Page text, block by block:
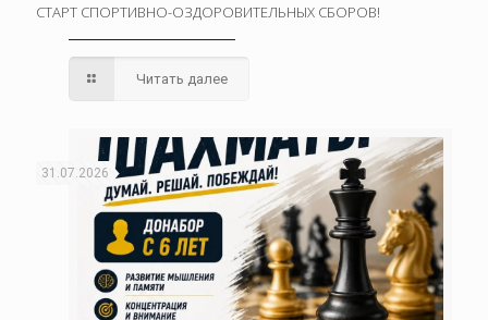
СТАРТ СПОРТИВНО-ОЗДОРОВИТЕЛЬНЫХ СБОРОВ!
Читать далее
31.07.2026